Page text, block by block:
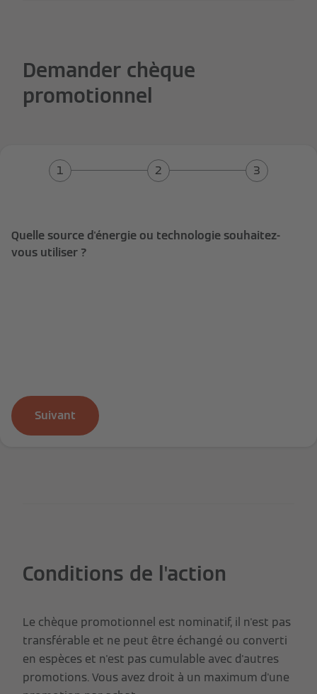
Demander chèque
promotionnel
Quelle source d'énergie ou technologie souhaitez-
vous utiliser ?
Suivant
Conditions de l'action
Le chèque promotionnel est nominatif, il n'est pas
transférable et ne peut être échangé ou converti
en espèces et n'est pas cumulable avec d'autres
promotions. Vous avez droit à un maximum d'une